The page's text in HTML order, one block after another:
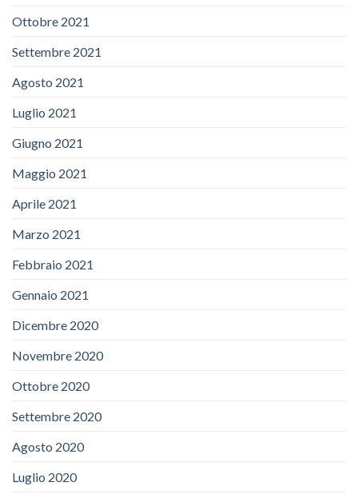
Ottobre 2021
Settembre 2021
Agosto 2021
Luglio 2021
Giugno 2021
Maggio 2021
Aprile 2021
Marzo 2021
Febbraio 2021
Gennaio 2021
Dicembre 2020
Novembre 2020
Ottobre 2020
Settembre 2020
Agosto 2020
Luglio 2020